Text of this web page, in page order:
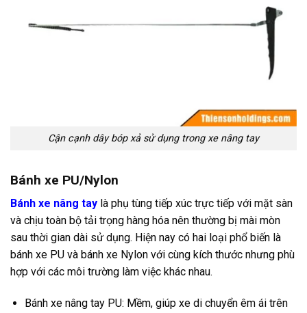
Cận cạnh dây bóp xả sử dụng trong xe nâng tay
Bánh xe PU/Nylon
Bánh xe nâng tay là phụ tùng tiếp xúc trực tiếp với mặt sàn
và chịu toàn bộ tải trọng hàng hóa nên thường bị mài mòn
sau thời gian dài sử dụng. Hiện nay có hai loại phổ biến là
bánh xe PU và bánh xe Nylon với cùng kích thước nhưng phù
hợp với các môi trường làm việc khác nhau.
Bánh xe nâng tay PU: Mềm, giúp xe di chuyển êm ái trên